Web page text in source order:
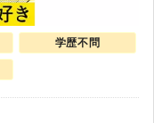
学歴不問